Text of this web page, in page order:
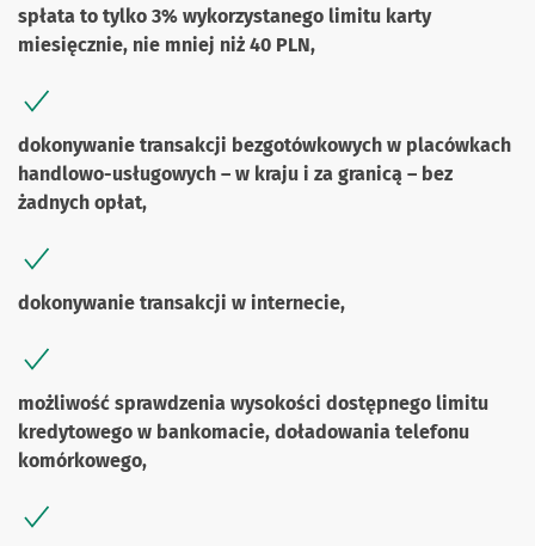
spłata to tylko 3% wykorzystanego limitu karty
miesięcznie, nie mniej niż 40 PLN,
dokonywanie transakcji bezgotówkowych w placówkach
handlowo-usługowych – w kraju i za granicą – bez
żadnych opłat,
dokonywanie transakcji w internecie,
możliwość sprawdzenia wysokości dostępnego limitu
kredytowego w bankomacie, doładowania telefonu
komórkowego,